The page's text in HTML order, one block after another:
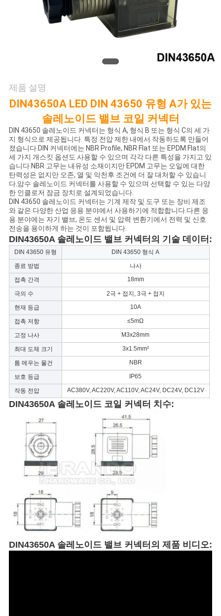
인
용
을
요
청
하
십
시
오
COMPANY
NEWS
사
이
트
맵
호
정
제품 설명
DIN43650A LED DIN 43650 유형 A가 있는
솔레노이드 밸브 코일 커넥터
DIN 43650 솔레노이드 커넥터는 형식 A, 형식 B 또는 형식 C의 세 가
지 형식으로 제공됩니다. 특정 전압 제한 내에서 작동하도록 만들어
졌습니다.DIN 커넥터에는 NBR Profile, NBR Flat 또는 EPDM Flat의
세 가지 개스킷 옵션도 사용할 수 있으며 각각 다른 특성을 가지고 있
습니다.NBR 고무는 내유성 소재이지만 EPDM 고무는 오일에 대한
탄력성은 없지만 오존, 열 및 악천후 조건에 더 잘 대처할 수 있습니
다.암수 솔레노이드 커넥터를 사용할 수 있으며 선택할 수 있는 다양
한 인클로저 잠금 장치로 설계되었습니다.
DIN 43650 솔레노이드 커넥터는 기계 제작 및 도구 또는 장비 제조
와 같은 다양한 산업 응용 분야에서 사용하기에 적합합니다.다른 응
용 분야에는 자기 밸브, 온도 센서 및 압력 변환기에서 전력 및 신호
전송을 용이하게 하는 것이 포함됩니다.
DIN43650A 솔레노이드 밸브 커넥터의 기술 데이터:
DIN 43650 유형
DIN 43650 형식 A
종료 방법
나사
접촉 간격
18mm
극의 수
2극 + 접지, 3극 + 접지
현재 등급
10A
접촉 저항 ≤5mΩ
고정 나사 M3x28mm
최대 도체 크기 3x1.5mm²
틈 메우는 물건 NBR
보호 등급 IP65
작동 전압 AC380V, AC220V, AC110V, AC24V, DC24V, DC12V
DIN43650A 솔레노이드 코일 커넥터 치수:
DIN43650A 솔레노이드 밸브 커넥터의 제품 비디오: